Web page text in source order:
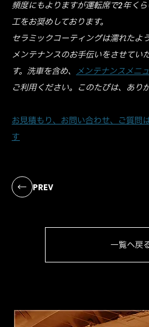
頻度にもよりますが運転席で2年く
工をお奨めしております。
セラミックコーティングは濡れたよ
メンテナンスのお手伝いをさせてい
す。洗車を含め、
メンテナンスメニ
ご利用ください。このたびは、あり
お見積もり、お問い合わせ、ご質問
す
PREV
一覧へ戻